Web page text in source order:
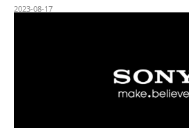
2023-08-17